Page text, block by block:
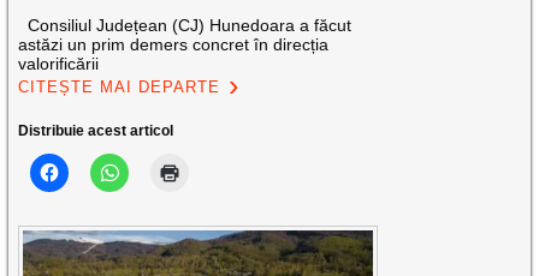
Consiliul Județean (CJ) Hunedoara a făcut
astăzi un prim demers concret în direcția
valorificării
CITEȘTE MAI DEPARTE
Distribuie acest articol